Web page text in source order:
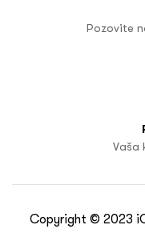
Pozovite
Vaša
Copyright © 2023